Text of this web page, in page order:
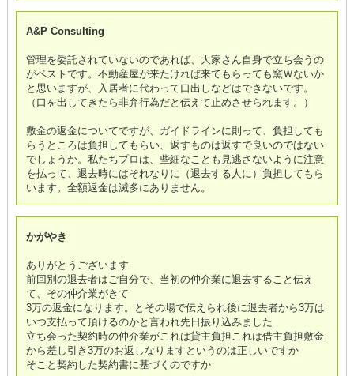
A&P Consulting
管理を委託されていないのであれば、大家さん自身で立ち会うの
がベストです。不動産屋が来たければ来てもらっても窯Ｗないか
と思いますが、入居者に代わって口出しなどはできないです。
（口を出してきたら非弁行為だと伝えて止めさせられます。）
敷金の返金についてですが、ガイドラインに則って、負担しても
らうところは負担してもらい、返すものは返すで良いのではない
でしょうか。私たちプロは、些細なことも見逃さないように注意
を払って、退去時にはそれなりに（退去する人に）負担してもら
います。全額返金は滅多にありません。
かがやき
ありがとうございます
前回別の退去者はご自分で、当初の仲介業に退去すること伝え
て、その仲介業がきて
3万の返金になります。とその場で伝えられ後に退去者から3万は
いつ支払って頂けるのかと言われ先日振り込みました
立ち会った契約時の仲介業がこれは貸主負担これは借主負担敷金
から差し引き3万のお返しなりますというのは正しいですか
そこと契約した契約書に基づくのですか